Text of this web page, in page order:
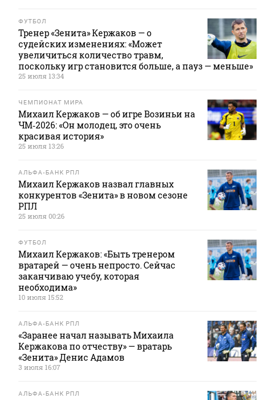
ФУТБОЛ
Тренер «Зенита» Кержаков — о
судейских изменениях: «Может
увеличиться количество травм,
поскольку игр становится больше, а пауз — меньше»
25 июля 13:34
ЧЕМПИОНАТ МИРА
Михаил Кержаков — об игре Возиньи на
ЧМ‑2026: «Он молодец, это очень
красивая история»
25 июля 13:26
АЛЬФА-БАНК РПЛ
Михаил Кержаков назвал главных
конкурентов «Зенита» в новом сезоне
РПЛ
25 июля 00:26
ФУТБОЛ
Михаил Кержаков: «Быть тренером
вратарей — очень непросто. Сейчас
заканчиваю учебу, которая
необходима»
10 июля 15:52
АЛЬФА-БАНК РПЛ
«Заранее начал называть Михаила
Кержакова по отчеству» — вратарь
«Зенита» Денис Адамов
3 июля 16:07
АЛЬФА-БАНК РПЛ